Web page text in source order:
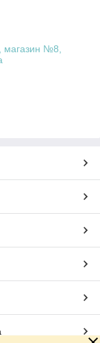
магазин №8,